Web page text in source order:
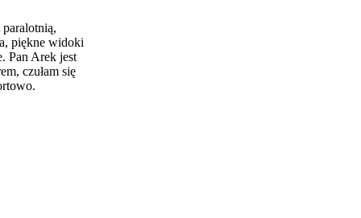
piękne widoki
Pan Arek jest
czułam się